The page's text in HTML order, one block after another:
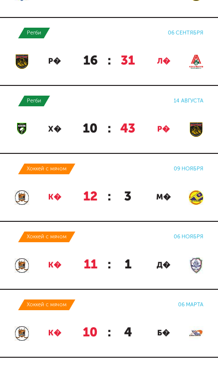
Регби 06 СЕНТЯБРЯ
Р� 16 : 31 Л�
Регби 14 АВГУСТА
Х� 10 : 43 Р�
Хоккей с мячом 09 НОЯБРЯ
К� 12 : 3 М�
Хоккей с мячом 06 НОЯБРЯ
К� 11 : 1 Д�
Хоккей с мячом 06 МАРТА
К� 10 : 4 Б�